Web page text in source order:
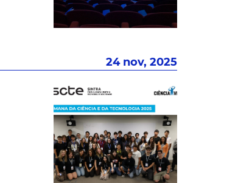
24 nov, 2025